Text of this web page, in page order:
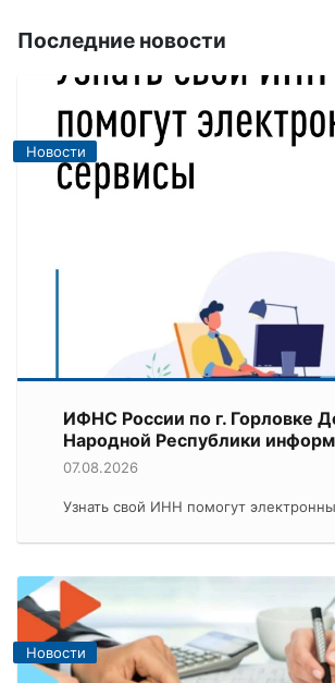
Последние новости
Новости
ИФНС России по г. Горловке
Народной Республики
07.08.2026
Узнать свой ИНН помогут
Новости